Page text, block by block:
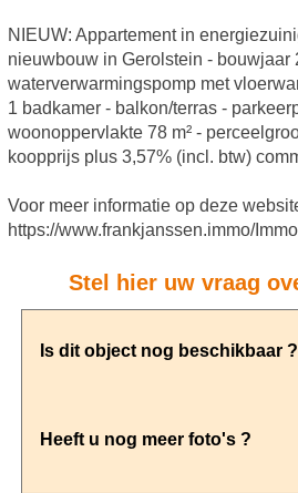
NIEUW: Appartement in
nieuwbouw in Gerolstein - bouwjaar
waterverwarmingspomp met
1 badkamer - balkon/terras -
woonoppervlakte 78 m² -
koopprijs plus 3,57% (incl. btw)
Voor meer informatie op deze
https://www.frankjanssen.immo/
Stel hier uw vraag